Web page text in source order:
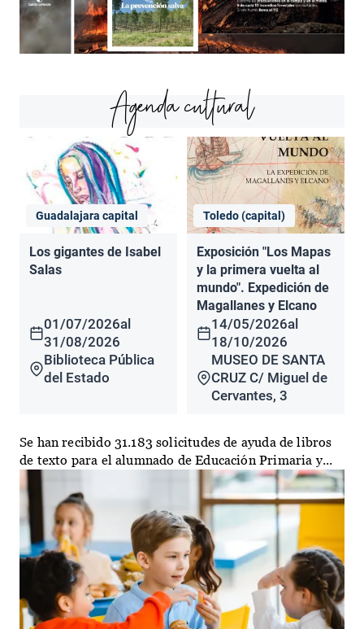
Agenda cultural
Guadalajara capital
Los gigantes de Isabel
Salas
01/07/2026al
31/08/2026
Biblioteca Pública
del Estado
Toledo (capital)
Exposición "Los Mapas
y la primera vuelta al
mundo". Expedición de
Magallanes y Elcano
14/05/2026al
18/10/2026
MUSEO DE SANTA
CRUZ C/ Miguel de
Cervantes, 3
Se han recibido 31.183 solicitudes de ayuda de libros
de texto para el alumnado de Educación Primaria y...